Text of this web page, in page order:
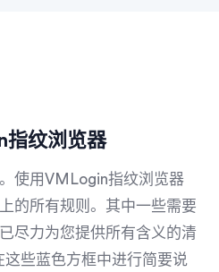
指纹浏览器
使用VMLogin指纹浏览器
的所有规则。其中一些需要
尽力为您提供所有含义的清
些蓝色方框中进行简要说